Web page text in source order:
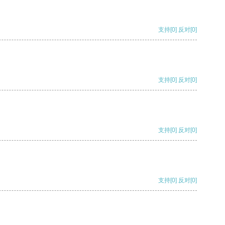
支持[0] 反对[0]
支持[0] 反对[0]
支持[0] 反对[0]
支持[0] 反对[0]